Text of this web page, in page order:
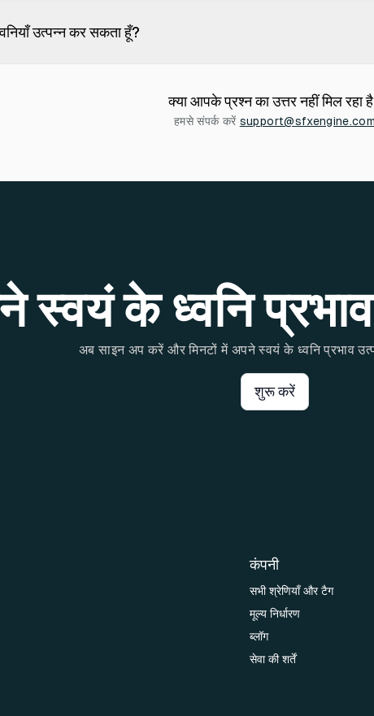
उत्पन्न कर सकता हूँ?
क्या आपके प्रश्न का उत्तर नहीं मिल रहा
हमसे संपर्क करें support@sfxengine.com
स्वयं के ध्वनि
अब साइन अप करें और मिनटों में अपने स्वयं के ध्वनि प्रभाव
शुरू करें
कंपनी
सभी श्रेणियाँ और टैग
मूल्य निर्धारण
ब्लॉग
सेवा की शर्तें